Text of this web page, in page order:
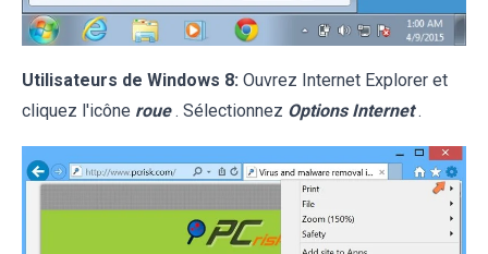
Utilisateurs de Windows 8: Ouvrez Internet Explorer et
cliquez l'icône roue . Sélectionnez Options Internet .